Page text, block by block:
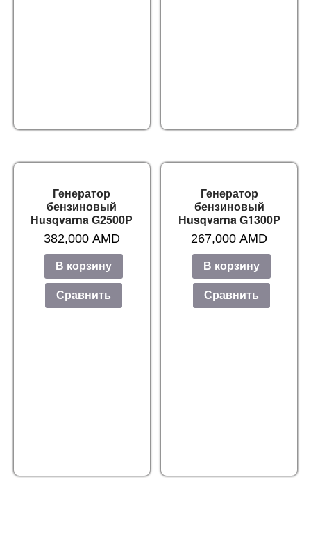
Генератор
бензиновый
Husqvarna G2500P
382,000 AMD
В корзину
Сравнить
Генератор
бензиновый
Husqvarna G1300P
267,000AMD
В корзину
Сравнить